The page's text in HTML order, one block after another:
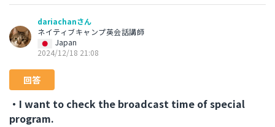
dariachanさん
ネイティブキャンプ英会話講師
Japan
2024/12/18 21:08
回答
・I want to check the broadcast time of special
program.